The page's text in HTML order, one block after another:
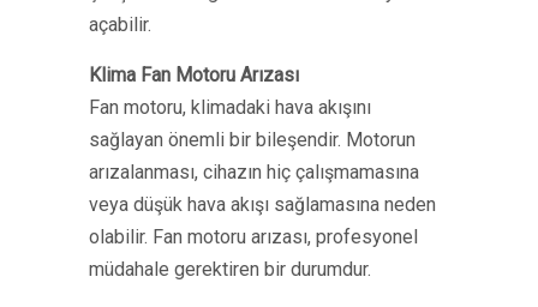
açabilir.
Klima Fan Motoru Arızası
Fan motoru, klimadaki hava akışını
sağlayan önemli bir bileşendir. Motorun
arızalanması, cihazın hiç çalışmamasına
veya düşük hava akışı sağlamasına neden
olabilir. Fan motoru arızası, profesyonel
müdahale gerektiren bir durumdur.